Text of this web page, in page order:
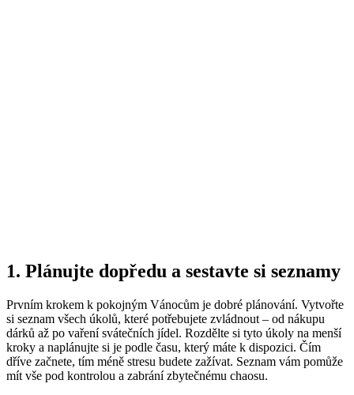
1. Plánujte dopředu a sestavte si seznamy
Prvním krokem k pokojným Vánocům je dobré plánování. Vytvořte
si seznam všech úkolů, které potřebujete zvládnout – od nákupu
dárků až po vaření svátečních jídel. Rozdělte si tyto úkoly na menší
kroky a naplánujte si je podle času, který máte k dispozici. Čím
dříve začnete, tím méně stresu budete zažívat. Seznam vám pomůže
mít vše pod kontrolou a zabrání zbytečnému chaosu.